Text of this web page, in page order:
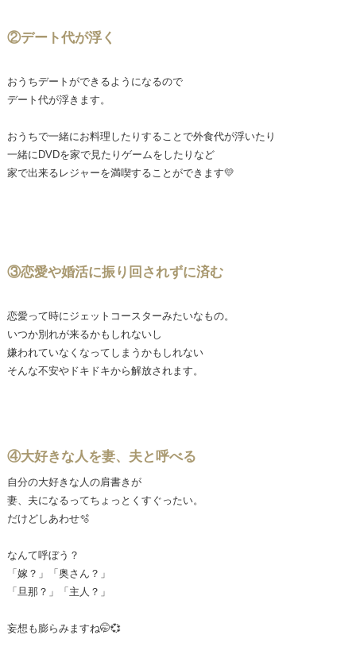
②デート代が浮く
おうちデートができるようになるので
デート代が浮きます。
おうちで一緒にお料理したりすることで外食代が浮いたり
一緒にDVDを家で見たりゲームをしたりなど
家で出来るレジャーを満喫することができます💛
③恋愛や婚活に振り回されずに済む
恋愛って時にジェットコースターみたいなもの。
いつか別れが来るかもしれないし
嫌われていなくなってしまうかもしれない
そんな不安やドキドキから解放されます。
④大好きな人を妻、夫と呼べる
自分の大好きな人の肩書きが
妻、夫になるってちょっとくすぐったい。
だけどしあわせ🫧
なんて呼ぼう？
「嫁？」「奥さん？」
「旦那？」「主人？」
妄想も膨らみますね🤭💞